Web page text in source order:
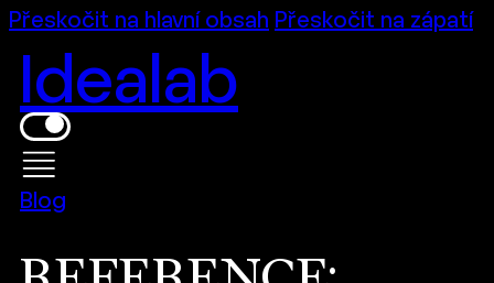
Přeskočit na hlavní obsah Přeskočit na zápatí
Idealab
Blog